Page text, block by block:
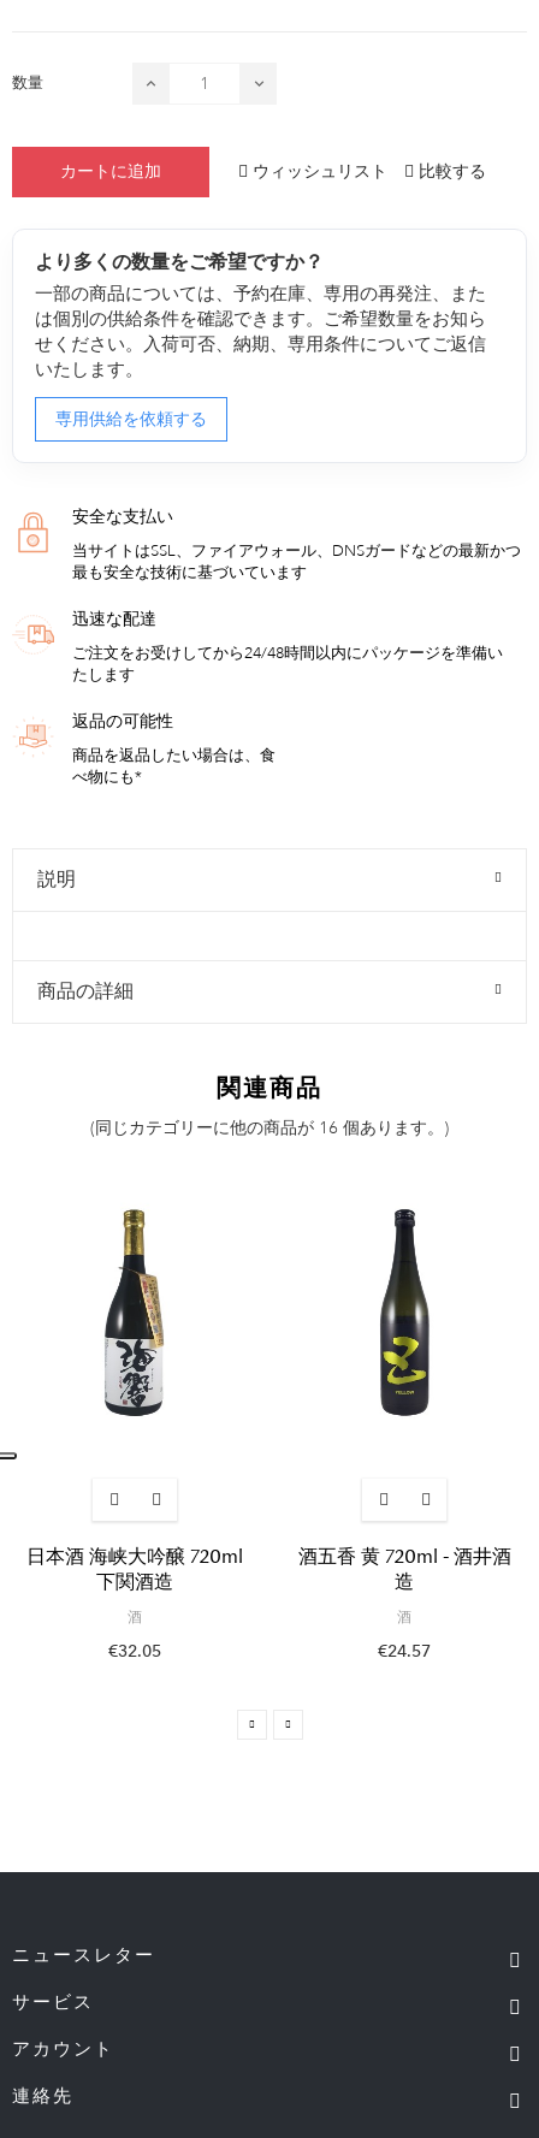
数量
カートに追加 ウィッシュリスト 比較する
より多くの数量をご希望ですか？
一部の商品については、予約在庫、専用の再発注、また
は個別の供給条件を確認できます。ご希望数量をお知ら
せください。入荷可否、納期、専用条件についてご返信
いたします。
専用供給を依頼する
安全な支払い
当サイトはSSL、ファイアウォール、DNSガードなどの最新かつ
最も安全な技術に基づいています
迅速な配達
ご注文をお受けしてから24/48時間以内にパッケージを準備い
たします
返品の可能性
商品を返品したい場合は、食
べ物にも*
説明
商品の詳細
関連商品
(同じカテゴリーに他の商品が 16 個あります。)
日本酒 海峡大吟醸 720ml
下関酒造
酒
€32.05
酒五香 黄 720ml - 酒井酒
造
酒
€24.57
ニュースレター
サービス
アカウント
連絡先